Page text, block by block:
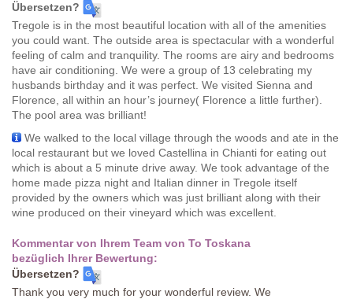
Übersetzen?
Tregole is in the most beautiful location with all of the amenities
you could want. The outside area is spectacular with a wonderful
feeling of calm and tranquility. The rooms are airy and bedrooms
have air conditioning. We were a group of 13 celebrating my
husbands birthday and it was perfect. We visited Sienna and
Florence, all within an hour’s journey( Florence a little further).
The pool area was brilliant!
We walked to the local village through the woods and ate in the
local restaurant but we loved Castellina in Chianti for eating out
which is about a 5 minute drive away. We took advantage of the
home made pizza night and Italian dinner in Tregole itself
provided by the owners which was just brilliant along with their
wine produced on their vineyard which was excellent.
Kommentar von Ihrem Team von To Toskana
bezüglich Ihrer Bewertung:
Übersetzen?
Thank you very much for your wonderful review. We